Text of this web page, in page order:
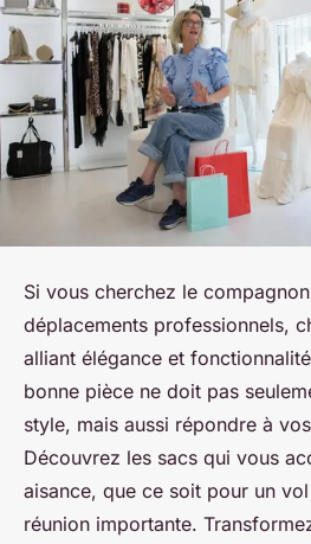
Si vous cherchez le
déplacements professionnels,
alliant élégance et
bonne pièce ne doit pas
style, mais aussi répondre à
Découvrez les sacs qui vous
aisance, que ce soit pour un
réunion importante.